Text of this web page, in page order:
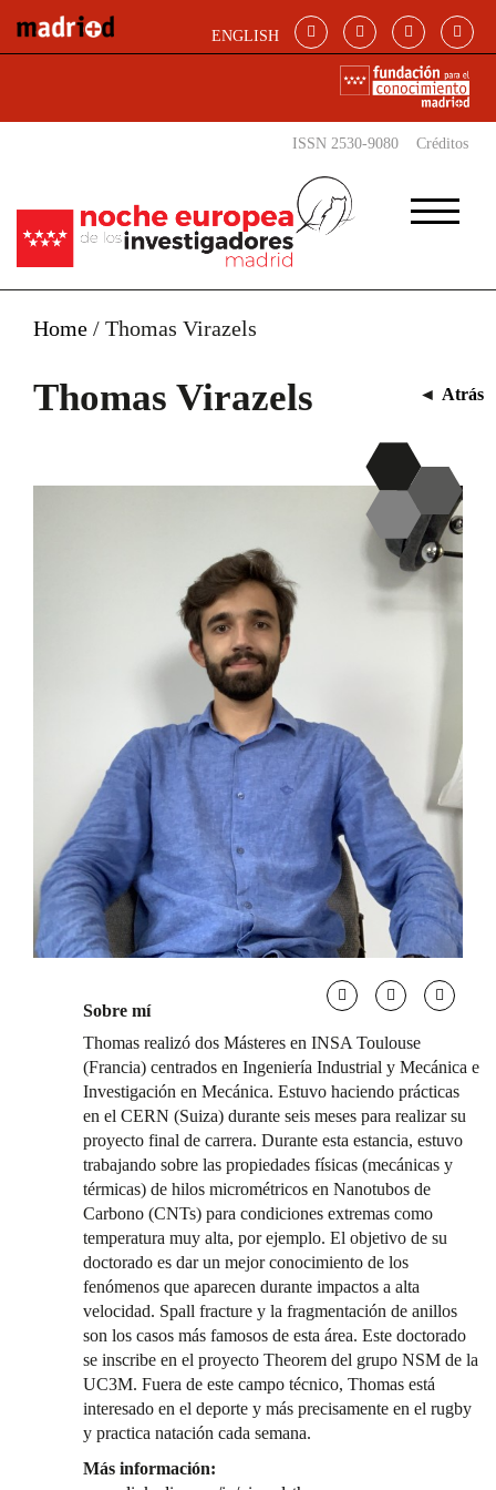
ENGLISH
ISSN 2530-9080 Créditos
Home / Thomas Virazels
Thomas Virazels ◄ Atrás
Sobre mí
Thomas realizó dos Másteres en INSA Toulouse
(Francia) centrados en Ingeniería Industrial y Mecánica e
Investigación en Mecánica. Estuvo haciendo prácticas
en el CERN (Suiza) durante seis meses para realizar su
proyecto final de carrera. Durante esta estancia, estuvo
trabajando sobre las propiedades físicas (mecánicas y
térmicas) de hilos micrométricos en Nanotubos de
Carbono (CNTs) para condiciones extremas como
temperatura muy alta, por ejemplo. El objetivo de su
doctorado es dar un mejor conocimiento de los
fenómenos que aparecen durante impactos a alta
velocidad. Spall fracture y la fragmentación de anillos
son los casos más famosos de esta área. Este doctorado
se inscribe en el proyecto Theorem del grupo NSM de la
UC3M. Fuera de este campo técnico, Thomas está
interesado en el deporte y más precisamente en el rugby
y practica natación cada semana.
Más información: